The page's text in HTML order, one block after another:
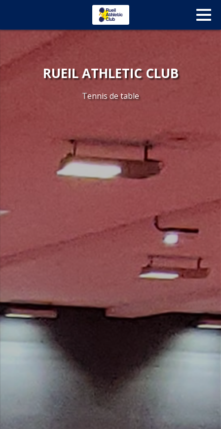
RUEIL ATHLETIC CLUB
Tennis de table